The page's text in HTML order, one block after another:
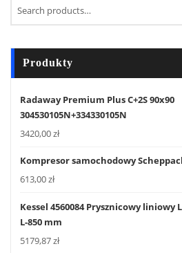
Produkty
Radaway Premium Plus C+2S 90x90
304530105N+334330105N
3420,00zł
Kompresor samochodowy
613,00zł
Kessel 4560084 Prysznicowy liniowy
L-850 mm
5179,87zł